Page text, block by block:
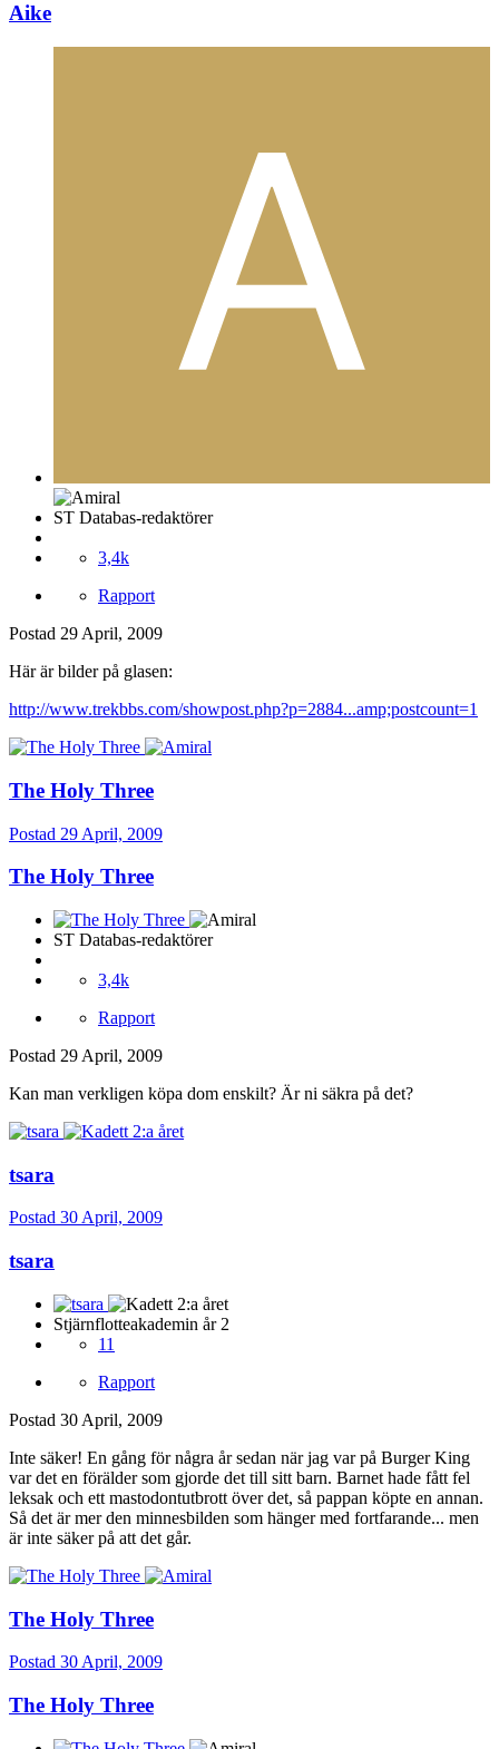
Aike
ST Databas-redaktörer
3,4k
Rapport
Postad 29 April, 2009
Här är bilder på glasen:
http://www.trekbbs.com/showpost.php?p=2884...amp;postcount=1
The Holy Three
Postad 29 April, 2009
The Holy Three
ST Databas-redaktörer
3,4k
Rapport
Postad 29 April, 2009
Kan man verkligen köpa dom enskilt? Är ni säkra på det?
tsara
Postad 30 April, 2009
tsara
Stjärnflotteakademin år 2
11
Rapport
Postad 30 April, 2009
Inte säker! En gång för några år sedan när jag var på Burger King
var det en förälder som gjorde det till sitt barn. Barnet hade fått fel
leksak och ett mastodontutbrott över det, så pappan köpte en annan.
Så det är mer den minnesbilden som hänger med fortfarande... men
är inte säker på att det går.
The Holy Three
Postad 30 April, 2009
The Holy Three